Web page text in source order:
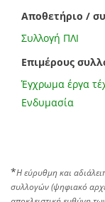
Αποθετήριο /
Συλλογή ΠΛΙ
Επιμέρους
Έγχρωμα έργα
Ενδυμασία
*Η εύρυθμη και
συλλογών (ψηφιακό